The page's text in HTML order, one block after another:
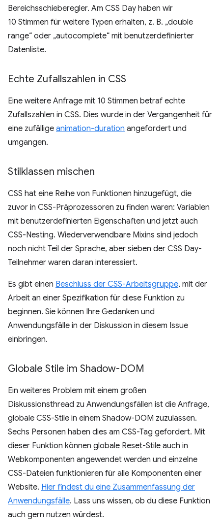
Bereichsschieberegler. Am CSS Day haben wir
10 Stimmen für weitere Typen erhalten, z. B. „double
range“ oder „autocomplete“ mit benutzerdefinierter
Datenliste.
Echte Zufallszahlen in CSS
Eine weitere Anfrage mit 10 Stimmen betraf echte
Zufallszahlen in CSS. Dies wurde in der Vergangenheit für
eine zufällige animation-duration angefordert und
umgangen.
Stilklassen mischen
CSS hat eine Reihe von Funktionen hinzugefügt, die
zuvor in CSS-Präprozessoren zu finden waren: Variablen
mit benutzerdefinierten Eigenschaften und jetzt auch
CSS-Nesting. Wiederverwendbare Mixins sind jedoch
noch nicht Teil der Sprache, aber sieben der CSS Day-
Teilnehmer waren daran interessiert.
Es gibt einen Beschluss der CSS-Arbeitsgruppe, mit der
Arbeit an einer Spezifikation für diese Funktion zu
beginnen. Sie können Ihre Gedanken und
Anwendungsfälle in der Diskussion in diesem Issue
einbringen.
Globale Stile im Shadow-DOM
Ein weiteres Problem mit einem großen
Diskussionsthread zu Anwendungsfällen ist die Anfrage,
globale CSS-Stile in einem Shadow-DOM zuzulassen.
Sechs Personen haben dies am CSS-Tag gefordert. Mit
dieser Funktion können globale Reset-Stile auch in
Webkomponenten angewendet werden und einzelne
CSS-Dateien funktionieren für alle Komponenten einer
Website. Hier findest du eine Zusammenfassung der
Anwendungsfälle. Lass uns wissen, ob du diese Funktion
auch gern nutzen würdest.